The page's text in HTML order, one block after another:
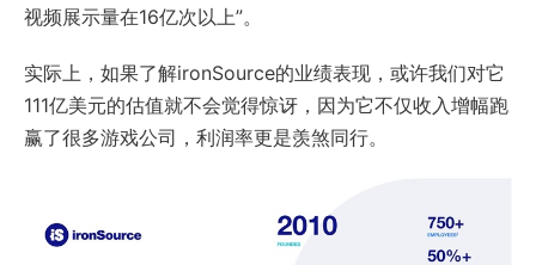
视频展示量在16亿次以上”。
实际上，如果了解ironSource的业绩表现，或许我们对它
111亿美元的估值就不会觉得惊讶，因为它不仅收入增幅跑
赢了很多游戏公司，利润率更是羡煞同行。